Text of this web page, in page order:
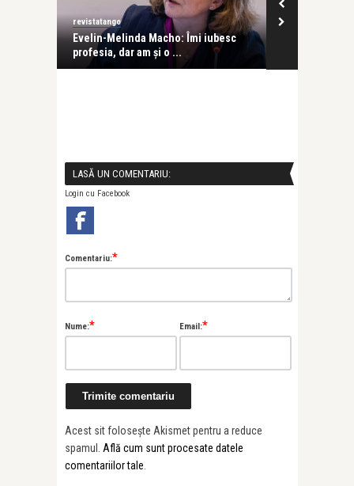
revistatango
Evelin-Melinda Macho: Îmi iubesc
profesia, dar am și o ...
LASĂ UN COMENTARIU:
Login cu Facebook
Comentariu:*
Nume:* Email:*
Acest sit folosește Akismet pentru a reduce
spamul. Află cum sunt procesate datele
comentariilor tale.